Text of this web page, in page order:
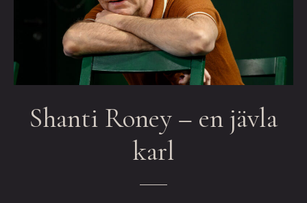
Shanti Roney – en jävla
karl